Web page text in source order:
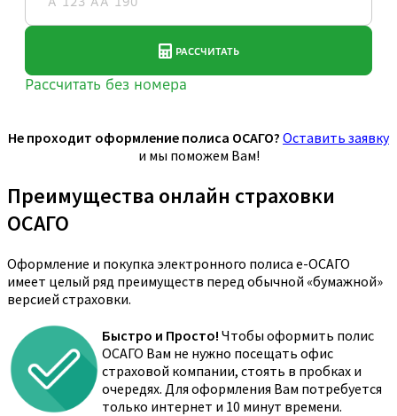
Не проходит оформление полиса ОСАГО? Оставить заявку
и мы поможем Вам!
Преимущества онлайн страховки
ОСАГО
Оформление и покупка электронного полиса е-ОСАГО
имеет целый ряд преимуществ перед обычной «бумажной»
версией страховки.
Быстро и Просто! Чтобы оформить полис
ОСАГО Вам не нужно посещать офис
страховой компании, стоять в пробках и
очередях. Для оформления Вам потребуется
только интернет и 10 минут времени.